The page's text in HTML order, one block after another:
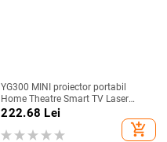
YG300 MINI proiector portabil
Home Theatre Smart TV Laser
Beamer Cinema 3D LED
1920X1080 prin portul HD
222.68 Lei
add_shopping_cart